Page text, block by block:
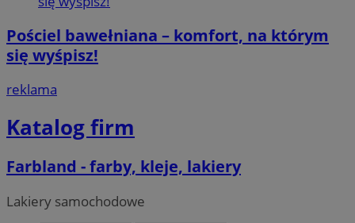
Pościel bawełniana – komfort, na którym
się wyśpisz!
reklama
Katalog firm
Farbland - farby, kleje, lakiery
Lakiery samochodowe